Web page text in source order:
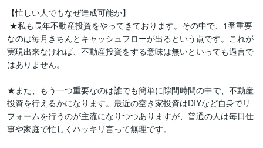
【忙しい人でもなぜ達成可能か】
なのは毎月きちんとキャッシュフローが出るという点です。これが
実現出来なければ、不動産投資をする意味は無いといっても過言で
はありません。
★また、もう一つ重要なのは誰でも簡単に隙間時間の中で、不動産
投資を行えるかになります。最近の空き家投資はDIYなど自身でリ
フォームを行うのが主流になりつつありますが、普通の人は毎日仕
事や家庭で忙しくハッキリ言って無理です。